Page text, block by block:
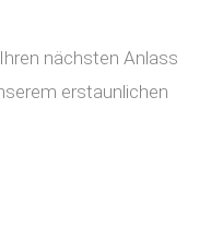
nächsten Anlass
erstaunlichen